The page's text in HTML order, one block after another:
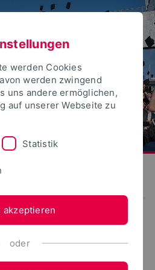
Ostwestfalen-Lippe
werden Cookies
werden zwingend
uns andere ermöglichen,
auf unserer Webseite zu
Statistik
akzeptieren
oder